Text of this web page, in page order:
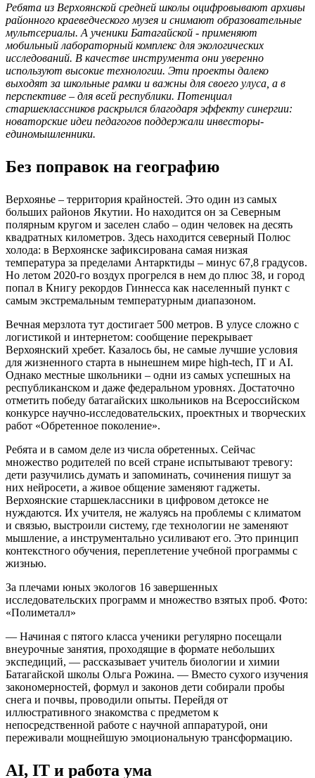
Ребята из Верхоянской средней школы оцифровывают архивы
районного краеведческого музея и снимают образовательные
мультсериалы. А ученики Батагайской - применяют
мобильный лабораторный комплекс для экологических
исследований. В качестве инструмента они уверенно
используют высокие технологии. Эти проекты далеко
выходят за школьные рамки и важны для своего улуса, а в
перспективе – для всей республики. Потенциал
старшеклассников раскрылся благодаря эффекту синергии:
новаторские идеи педагогов поддержали инвесторы-
единомышленники.
Без поправок на географию
Верхоянье – территория крайностей. Это один из самых
больших районов Якутии. Но находится он за Северным
полярным кругом и заселен слабо – один человек на десять
квадратных километров. Здесь находится северный Полюс
холода: в Верхоянске зафиксирована самая низкая
температура за пределами Антарктиды – минус 67,8 градусов.
Но летом 2020-го воздух прогрелся в нем до плюс 38, и город
попал в Книгу рекордов Гиннесса как населенный пункт с
самым экстремальным температурным диапазоном.
Вечная мерзлота тут достигает 500 метров. В улусе сложно с
логистикой и интернетом: сообщение перекрывает
Верхоянский хребет. Казалось бы, не самые лучшие условия
для жизненного старта в нынешнем мире high-tech, IT и AI.
Однако местные школьники – одни из самых успешных на
республиканском и даже федеральном уровнях. Достаточно
отметить победу батагайских школьников на Всероссийском
конкурсе научно-исследовательских, проектных и творческих
работ «Обретенное поколение».
Ребята и в самом деле из числа обретенных. Сейчас
множество родителей по всей стране испытывают тревогу:
дети разучились думать и запоминать, сочинения пишут за
них нейросети, а живое общение заменяют гаджеты.
Верхоянские старшеклассники в цифровом детоксе не
нуждаются. Их учителя, не жалуясь на проблемы с климатом
и связью, выстроили систему, где технологии не заменяют
мышление, а инструментально усиливают его. Это принцип
контекстного обучения, переплетение учебной программы с
жизнью.
За плечами юных экологов 16 завершенных
исследовательских программ и множество взятых проб. Фото:
«Полиметалл»
— Начиная с пятого класса ученики регулярно посещали
внеурочные занятия, проходящие в формате небольших
экспедиций, — рассказывает учитель биологии и химии
Батагайской школы Ольга Рожина. — Вместо сухого изучения
закономерностей, формул и законов дети собирали пробы
снега и почвы, проводили опыты. Перейдя от
иллюстративного знакомства с предметом к
непосредственной работе с научной аппаратурой, они
переживали мощнейшую эмоциональную трансформацию.
АI, IT и работа ума